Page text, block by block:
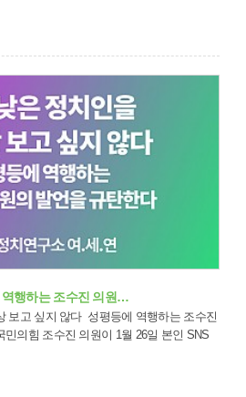
행하는 조수진 의원…